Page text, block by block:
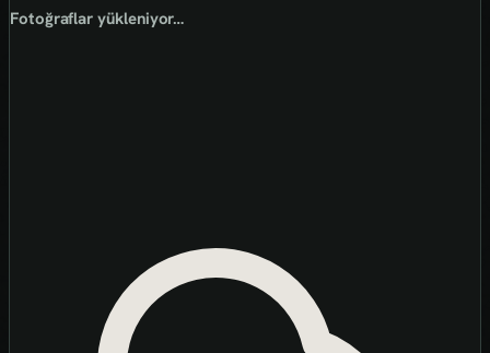
Fotoğraflar yükleniyor…